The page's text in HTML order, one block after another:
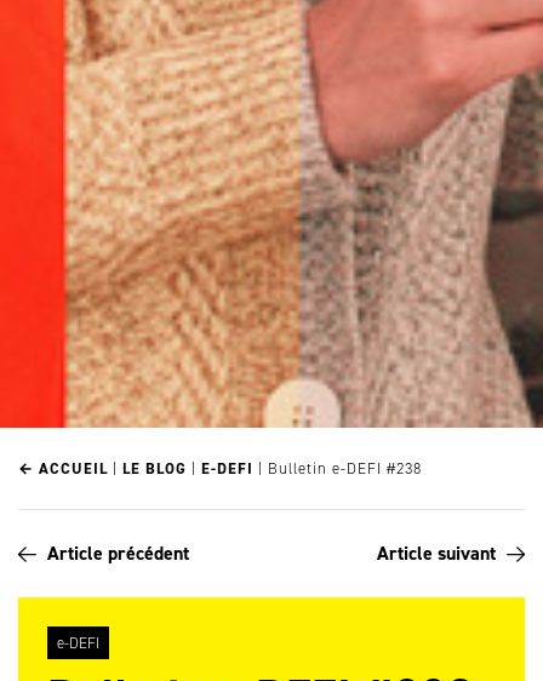
← ACCUEIL | LE BLOG | E-DEFI | Bulletin e-DEFI #238
Article précédent Article suivant
e-DEFI